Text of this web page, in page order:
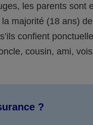
les parents sont
la majorité (18 ans)
confient
cousin, ami,
?